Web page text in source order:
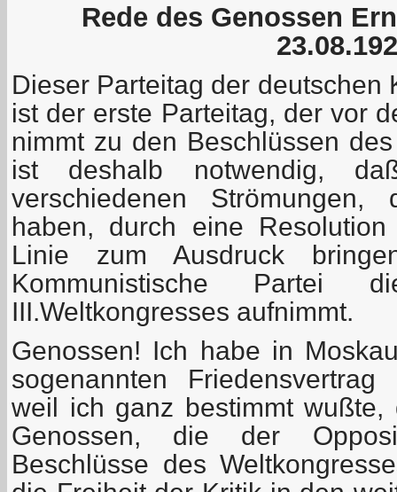
Rede des Genossen
Dieser Parteitag der deutschen
ist der erste Parteitag, der vor
nimmt zu den Beschlüssen
ist deshalb notwendig,
verschiedenen
haben, durch eine
Linie zum Ausdruck
Kommunistische Partei
III.Weltkongresses aufnimmt.
Genossen! Ich habe in
sogenannten
weil ich ganz bestimmt
Genossen, die der
Beschlüsse des